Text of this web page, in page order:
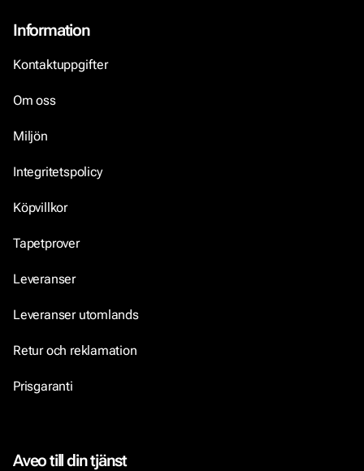
Information
Kontaktuppgifter
Om oss
Miljön
Integritetspolicy
Köpvillkor
Tapetprover
Leveranser
Leveranser utomlands
Retur och reklamation
Prisgaranti
Aveo till din tjänst